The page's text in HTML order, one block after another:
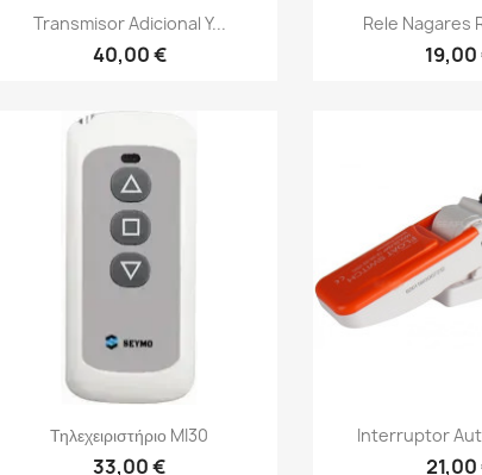
Γρήγορη προβολή
Transmisor Adicional Y...
40,00 €
Γρήγορη
Rele Nagares
19,00
Γρήγορη προβολή
Τηλεχειριστήριο MI30
33,00 €
Γρήγορη
Interruptor
21,00